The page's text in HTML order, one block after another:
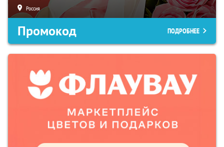
Россия
Промокод ПОДРОБНЕЕ